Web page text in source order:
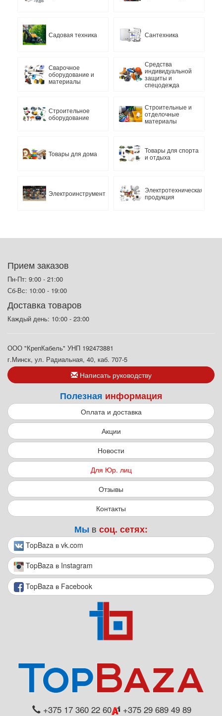
Садовая техника Сантехника
Сварочное
оборудование и
материалы
Средства
индивидуальной
защиты и
спецодежда
Строительное
оборудование
Строительные и
отделочные
материалы
Товары для дома
Товары для спорта
и отдыха
Электроинструмент
Электротехническая
продукция
Прием заказов
Пн-Пт: 9:00 - 21:00
Сб-Вс: 10:00 - 19:00
Доставка товаров
Каждый день: 10:00 - 23:00
ООО "КрепКабель" УНП 192473881
г.Минск, ул. Радиальная, 40, каб. 707-5
Написать руководству
Полезная информация
Оплата и доставка
Акции
Новости
Для Юр. лиц
Отзывы
Контакты
Мы в соц. сетях:
TopBaza в vk.com
TopBaza в Instagram
TopBaza в Facebook
+375 17 360 22 60 +375 29 689 49 89